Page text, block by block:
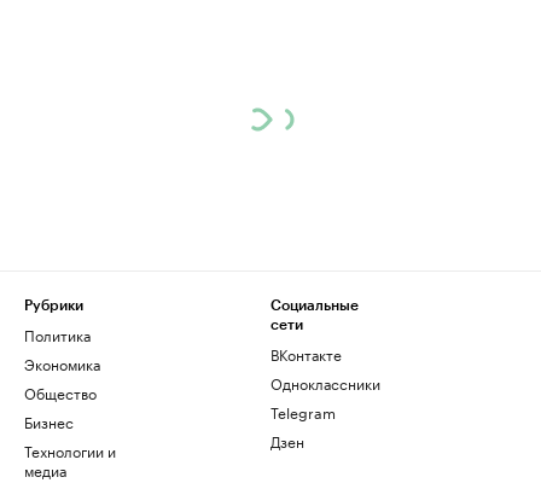
Рубрики
Политика
Экономика
Общество
Бизнес
Технологии и
медиа
Социальные
сети
ВКонтакте
Одноклассники
Telegram
Дзен